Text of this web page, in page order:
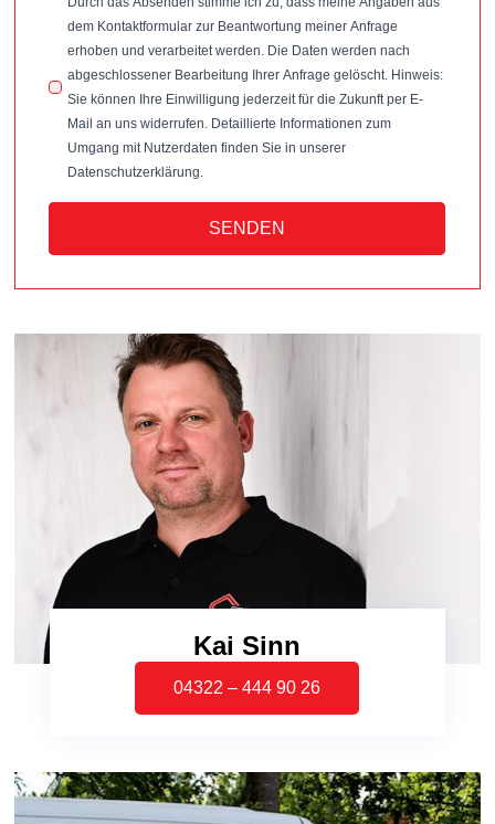
dem Kontaktformular zur Beantwortung meiner Anfrage
erhoben und verarbeitet werden. Die Daten werden nach
abgeschlossener Bearbeitung Ihrer Anfrage gelöscht. Hinweis:
Sie können Ihre Einwilligung jederzeit für die Zukunft per E-
Mail an uns widerrufen. Detaillierte Informationen zum
Umgang mit Nutzerdaten finden Sie in unserer
Datenschutzerklärung.
SENDEN
Kai Sinn
04322 – 444 90 26